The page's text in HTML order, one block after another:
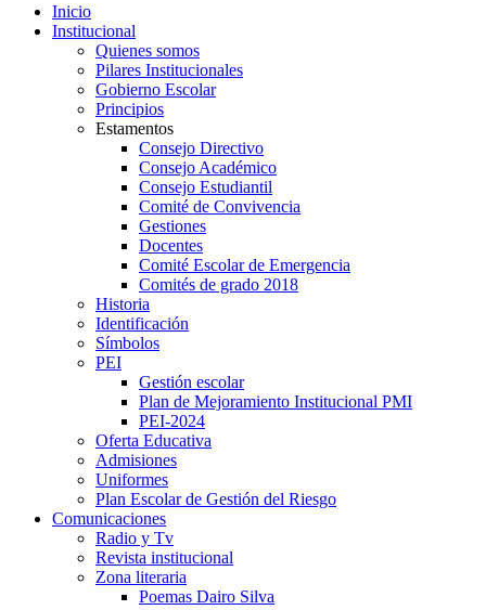
Inicio
Institucional
Quienes somos
Pilares Institucionales
Gobierno Escolar
Principios
Estamentos
Consejo Directivo
Consejo Académico
Consejo Estudiantil
Comité de Convivencia
Gestiones
Docentes
Comité Escolar de Emergencia
Comités de grado 2018
Historia
Identificación
Símbolos
PEI
Gestión escolar
Plan de Mejoramiento Institucional PMI
PEI-2024
Oferta Educativa
Admisiones
Uniformes
Plan Escolar de Gestión del Riesgo
Comunicaciones
Radio y Tv
Revista institucional
Zona literaria
Poemas Dairo Silva